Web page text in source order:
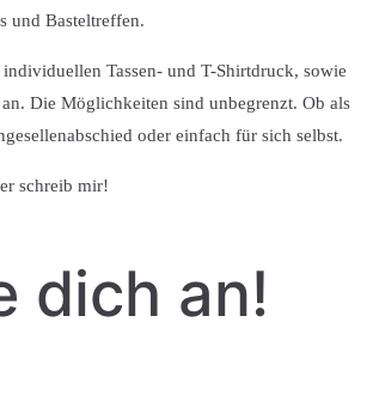
und Basteltreffen.
Tassen- und T-Shirtdruck, sowie
Die Möglichkeiten sind unbegrenzt. Ob als
oder einfach für sich selbst.
schreib mir!
dich an!